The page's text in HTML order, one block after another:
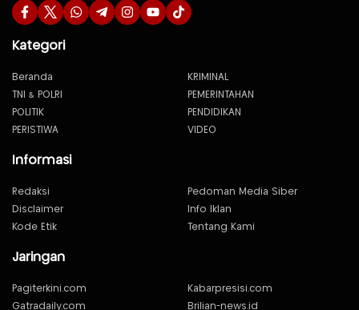
Kategori
Beranda
KRIMINAL
TNI & POLRI
PEMERINTAHAN
POLITIK
PENDIDIKAN
PERISTIWA
VIDEO
Informasi
Redaksi
Pedoman Media Siber
Disclaimer
Info Iklan
Kode Etik
Tentang Kami
Jaringan
Pagiterkini.com
Kabarpresisi.com
Gatradaily.com
Brilian-news.id